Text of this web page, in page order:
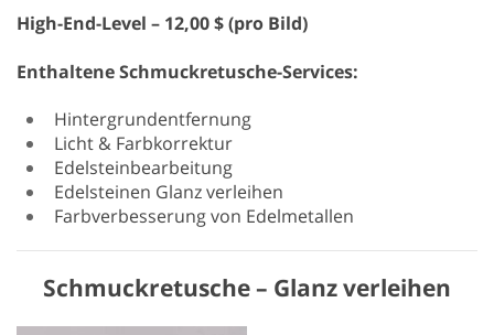
High-End-Level – 12,00 $ (pro Bild)
Enthaltene Schmuckretusche-Services:
Hintergrundentfernung
Licht & Farbkorrektur
Edelsteinbearbeitung
Edelsteinen Glanz verleihen
Farbverbesserung von Edelmetallen
Schmuckretusche – Glanz verleihen